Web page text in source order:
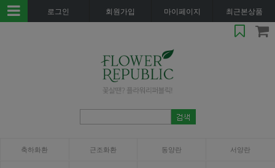
로그인 회원가입 마이페이지 최근본상품
축하화환 근조화환 동양란 서양란